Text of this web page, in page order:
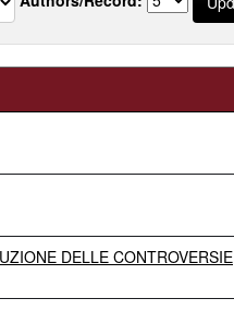
DELLE CONTROVERSIE